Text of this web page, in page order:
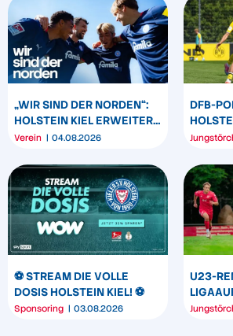
„WIR SIND DER NORDEN“:
HOLSTEIN KIEL ERWEITERT
SEIN MARKENBILD
Verein 04.08.2026
DFB-
⚽️ STREAM DIE VOLLE
DOSIS HOLSTEIN KIEL! ⚽️
Sponsoring 03.08.2026
U23-